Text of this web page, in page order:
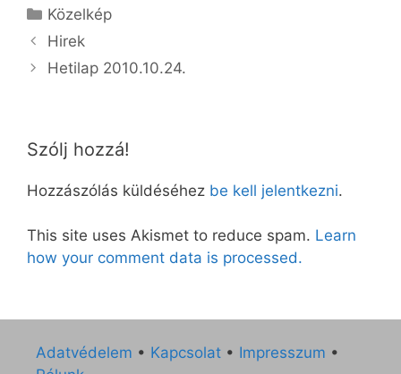
Kategória
Közelkép
Hirek
Hetilap 2010.10.24.
Szólj hozzá!
Hozzászólás küldéséhez be kell jelentkezni.
This site uses Akismet to reduce spam. Learn
how your comment data is processed.
Adatvédelem • Kapcsolat • Impresszum •